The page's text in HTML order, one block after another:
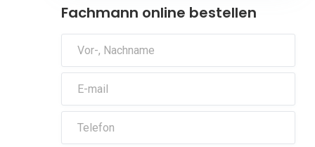
Fachmann online bestellen